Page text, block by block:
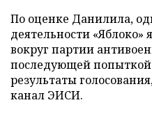
По оценке Данилила,
деятельности «Яблоко»
вокруг партии
последующей попыткой
результаты
канал ЭИСИ.